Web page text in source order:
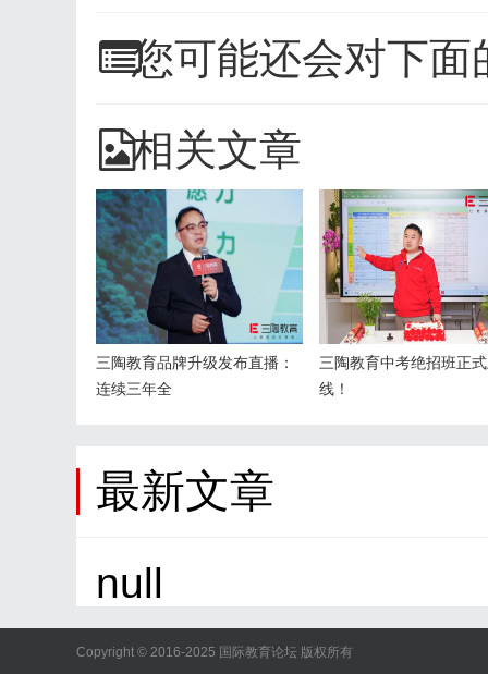
您可能还会对下面
相关文章
三陶教育品牌升级发布直播：
连续三年全
三陶教育中考绝招班正
线！
最新文章
null
Copyright © 2016-2025 国际教育论坛 版权所有